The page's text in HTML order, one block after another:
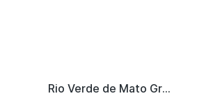
Rio Verde de Mato Grosso